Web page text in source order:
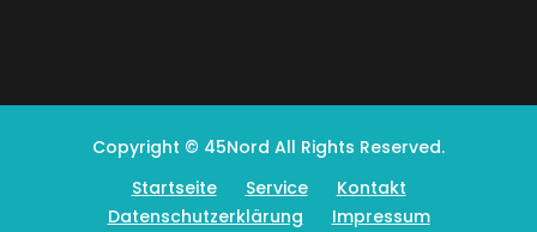
Copyright © 45Nord All Rights Reserved.
Startseite
Service
Kontakt
Datenschutzerklärung
Impressum